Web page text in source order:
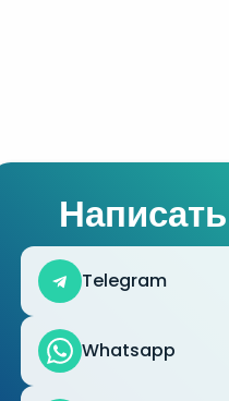
Telegram
Whatsapp